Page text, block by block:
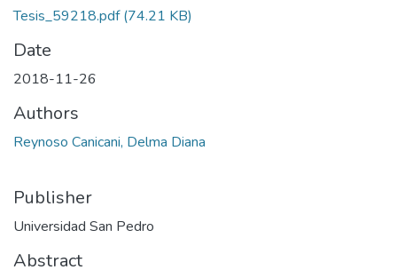
Tesis_59218.pdf(74.21 KB)
Date
2018-11-26
Authors
Reynoso Canicani, Delma Diana
Publisher
Universidad San Pedro
Abstract